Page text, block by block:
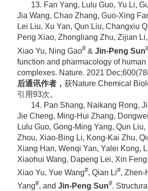
13. Fan Yang, Lulu Guo, Yu Li,
Jia Wang, Chao Zhang, Guo-Xing
Lei Liu, Xu Yan, Qun Liu, Changxiu
Peng Xiao, Zhongliang Zhu, Zijian
Xiao Yu, Ning Gao#& Jin-Peng Sun
function and pharmacology of human
complexes. Nature. 2021
后通讯作者， 获Nature Chemical
引用93次。
14. Pan Shang, Naikang Rong,
Jie Cheng, Ming-Hui Zhang,
Lulu Guo, Gong-Ming Yang, Qun
Zhou, Xiao-Bing Li, Kong-Kai Zhu,
Xiang Han, Wenqi Yan, Yalei Kong,
Xiaohui Wang, Dapeng Lei, Xin
Xiao Yu, Yue Wang#, Qian Li#, Zhen-
Yang#, and Jin-Peng Sun#.